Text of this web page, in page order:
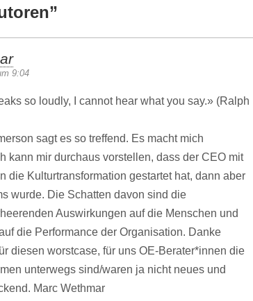
”
9:04
so loudly, I cannot hear what you say.» (Ralph
sagt es so treffend. Es macht mich
kann mir durchaus vorstellen, dass der CEO mit
die Kulturtransformation gestartet hat, dann aber
wurde. Die Schatten davon sind die
Auswirkungen auf die Menschen und
die Performance der Organisation. Danke
diesen worstcase, für uns OE-Berater*innen die
unterwegs sind/waren ja nicht neues und
Marc Wethmar